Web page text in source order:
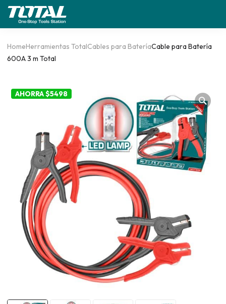
HomeHerramientas TotalCables para BateríaCable para Batería
600A 3 m Total
AHORRA $5498